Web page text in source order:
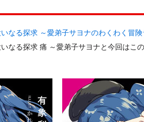
なる探求 ～愛弟子サヨナのわくわく冒険
なる探求 痛 ～愛弟子サヨナと今回はこ